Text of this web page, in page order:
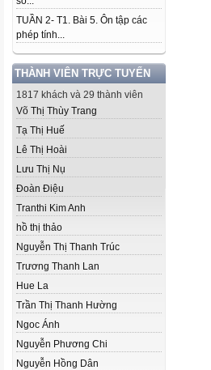
TUẦN 2- T1. Bài 5. Ôn tập các
phép tính...
THÀNH VIÊN TRỰC TUYẾN
1817 khách và 29 thành viên
Võ Thị Thùy Trang
Tạ Thị Huế
Lê Thị Hoài
Lưu Thị Nụ
Đoàn Điệu
Tranthi Kim Anh
hồ thị thảo
Nguyễn Thị Thanh Trúc
Trương Thanh Lan
Hue La
Trần Thị Thanh Hường
Ngoc Ánh
Nguyễn Phương Chi
Nguyễn Hồng Dân